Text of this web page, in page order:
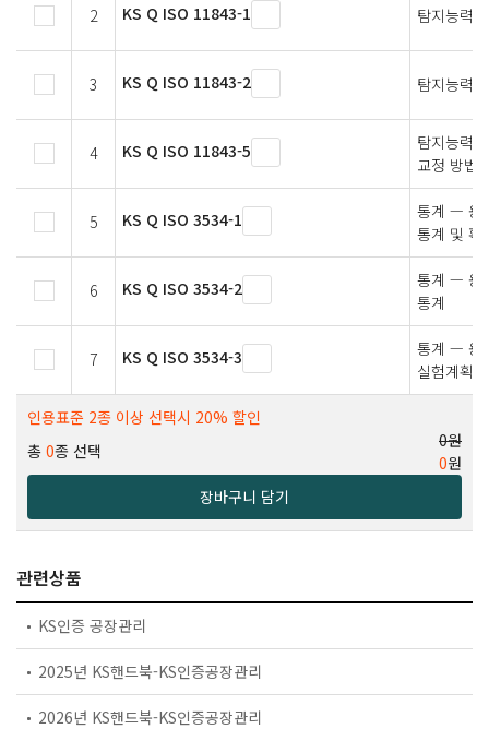
2 KS Q ISO 11843-1 탐지능력
3 KS Q ISO 11843-2 탐지능력 -
4 KS Q ISO 11843-5
탐지능력
교정 방법
5 KS Q ISO 3534-1
통계 — 용
통계 및 확
6 KS Q ISO 3534-2
통계 — 용
통계
7 KS Q ISO 3534-3
통계 — 용
실험계획법
인용표준 2종 이상 선택시 20% 할인
총 0종 선택
0원
0원
장바구니 담기
관련상품
KS인증 공장관리
2025년 KS핸드북-KS인증공장관리
2026년 KS핸드북-KS인증공장관리